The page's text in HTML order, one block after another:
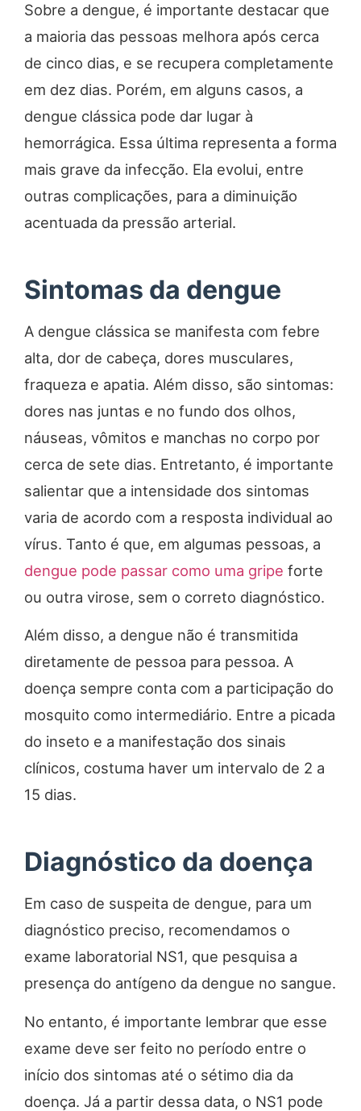
Sobre a dengue, é importante destacar que
a maioria das pessoas melhora após cerca
de cinco dias, e se recupera completamente
em dez dias. Porém, em alguns casos, a
dengue clássica pode dar lugar à
hemorrágica. Essa última representa a forma
mais grave da infecção. Ela evolui, entre
outras complicações, para a diminuição
acentuada da pressão arterial.
Sintomas da dengue
A dengue clássica se manifesta com febre
alta, dor de cabeça, dores musculares,
fraqueza e apatia. Além disso, são sintomas:
dores nas juntas e no fundo dos olhos,
náuseas, vômitos e manchas no corpo por
cerca de sete dias. Entretanto, é importante
salientar que a intensidade dos sintomas
varia de acordo com a resposta individual ao
vírus. Tanto é que, em algumas pessoas, a
dengue pode passar como uma gripe forte
ou outra virose, sem o correto diagnóstico.
Além disso, a dengue não é transmitida
diretamente de pessoa para pessoa. A
doença sempre conta com a participação do
mosquito como intermediário. Entre a picada
do inseto e a manifestação dos sinais
clínicos, costuma haver um intervalo de 2 a
15 dias.
Diagnóstico da doença
Em caso de suspeita de dengue, para um
diagnóstico preciso, recomendamos o
exame laboratorial NS1, que pesquisa a
presença do antígeno da dengue no sangue.
No entanto, é importante lembrar que esse
exame deve ser feito no período entre o
início dos sintomas até o sétimo dia da
doença. Já a partir dessa data, o NS1 pode